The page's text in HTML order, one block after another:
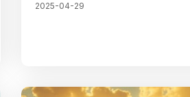
2025-04-29